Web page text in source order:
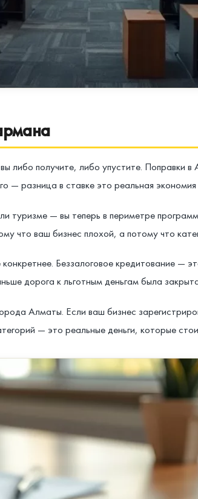
получите, либо упустите. Поправки
— разница в ставке это реальная
туризме — вы теперь в периметре
что ваш бизнес плохой, а потому что
Беззалоговое кредитование —
дорога к льготным деньгам была
Алматы. Если ваш бизнес
— это реальные деньги, которые